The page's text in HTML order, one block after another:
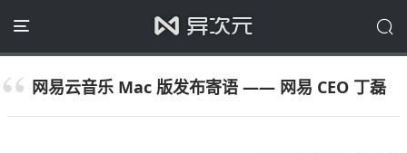
网易云音乐 Mac 版发布寄语 —— 网易 CEO 丁磊